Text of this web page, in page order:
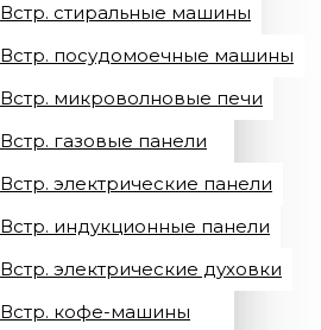
Встр. стиральные машины
Встр. посудомоечные машины
Встр. микроволновые печи
Встр. газовые панели
Встр. электрические панели
Встр. индукционные панели
Встр. электрические духовки
Встр. кофе-машины